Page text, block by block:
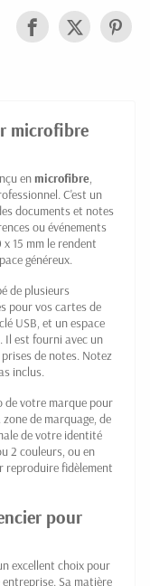
microfibre
enmicrofibre,
C'est un
documents et notes
ou événements
15 mm le rendent
généreux.
de plusieurs
pour vos cartes de
USB, et un espace
Il est fourni avec un
de notes. Notez
inclus.
de votre marque pour
de marquage, de
de votre identité
2 couleurs, ou en
fidèlement
pour
excellent choix pour
Sa matière